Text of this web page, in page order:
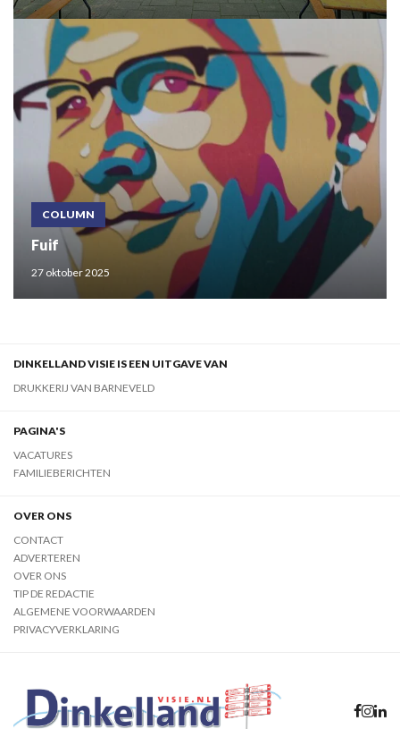
COLUMN
Fuif
27 oktober 2025
DINKELLAND VISIE IS EEN UITGAVE VAN
DRUKKERIJ VAN BARNEVELD
PAGINA'S
VACATURES
FAMILIEBERICHTEN
OVER ONS
CONTACT
ADVERTEREN
OVER ONS
TIP DE REDACTIE
ALGEMENE VOORWAARDEN
PRIVACYVERKLARING